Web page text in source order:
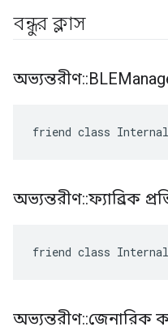
বন্ধুর ক্লাস
অভ্যন্তরীণ::
friend class
অভ্যন্তরীণ::ফ্যাব্রিক
friend class
অভ্যন্তরীণ::জেনারিক